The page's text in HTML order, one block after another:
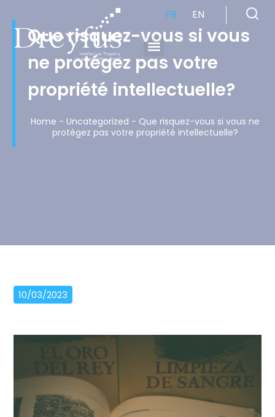
FR EN
Que risquez-vous si vous
ne protégez pas votre
propriété intellectuelle?
Home - Uncategorized - Que risquez-vous si vous ne
protégez pas votre propriété intellectuelle?
10/03/2023